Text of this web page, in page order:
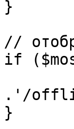
}
//
if
.'/
}